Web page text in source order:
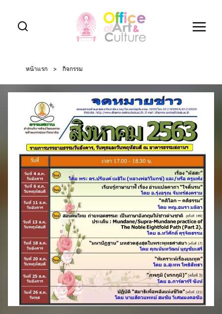
content
หน้าแรก > กิจกรรม